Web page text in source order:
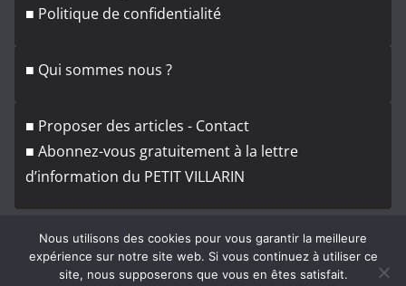
■ Politique de confidentialité
■ Qui sommes nous ?
■ Proposer des articles - Contact
■ Abonnez-vous gratuitement à la lettre
d’information du PETIT VILLARIN
Nous utilisons des cookies pour vous garantir la meilleure
expérience sur notre site web. Si vous continuez à utiliser ce
site, nous supposerons que vous en êtes satisfait.